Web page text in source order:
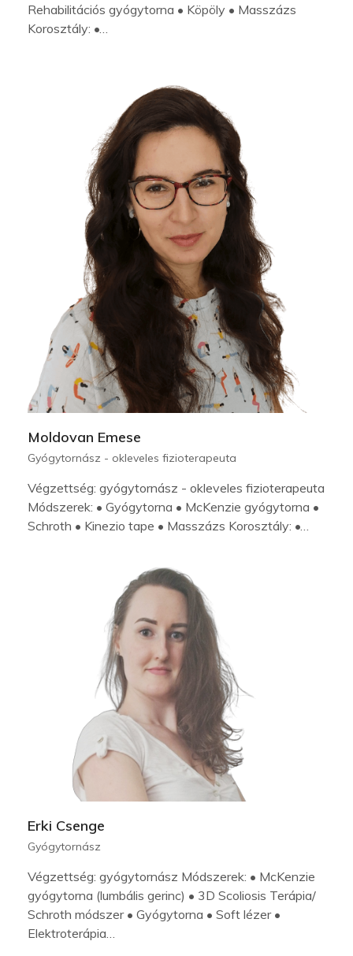
Rehabilitációs gyógytorna • Köpöly • Masszázs
Korosztály: •…
Moldovan Emese
Gyógytornász - okleveles fizioterapeuta
Végzettség: gyógytornász - okleveles fizioterapeuta
Módszerek: • Gyógytorna • McKenzie gyógytorna •
Schroth • Kinezio tape • Masszázs Korosztály: •…
Erki Csenge
Gyógytornász
Végzettség: gyógytornász Módszerek: • McKenzie
gyógytorna (lumbális gerinc) • 3D Scoliosis Terápia/
Schroth módszer • Gyógytorna • Soft lézer •
Elektroterápia…